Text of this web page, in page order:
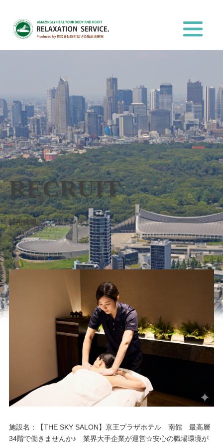
RECRUIT
採用情報
施設名：【THE SKY SALON】京王プラザホテル 南館 最高層
34階で働きませんか♪ 業界大手企業が運営☆安心の職場環境が